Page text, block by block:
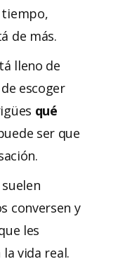
tiempo,
de más.
lleno de
escoger
qué
ser que
conversen y
les
vida real.